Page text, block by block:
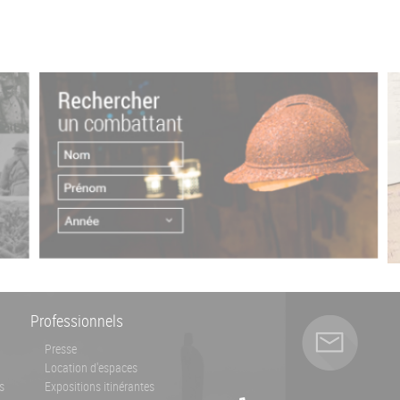
Professionnels
Presse
Location d'espaces
Expositions itinérantes